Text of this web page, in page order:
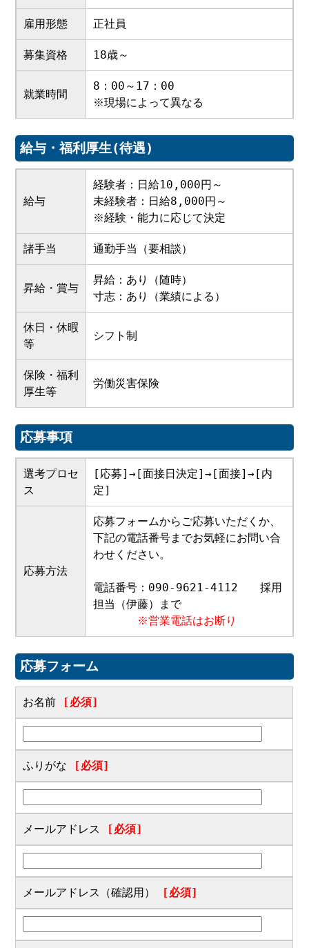
雇用形態 正社員
募集資格 18歳～
就業時間
8：00～17：00
※現場によって異なる
給与・福利厚生(待遇)
給与
経験者：日給10,000円～
未経験者：日給8,000円～
※経験・能力に応じて決定
諸手当 通勤手当（要相談）
昇給・賞与
昇給：あり（随時）
寸志：あり（業績による）
休日・休暇
等
シフト制
保険・福利
厚生等
労働災害保険
応募事項
選考プロセ
ス
[応募]→[面接日決定]→[面接]→[内
定]
応募方法
応募フォームからご応募いただくか、
下記の電話番号までお気軽にお問い合
わせください。
電話番号：090-9621-4112 採用
担当（伊藤）まで
※営業電話はお断り
応募フォーム
お名前 [必須]
ふりがな [必須]
メールアドレス [必須]
メールアドレス（確認用） [必須]